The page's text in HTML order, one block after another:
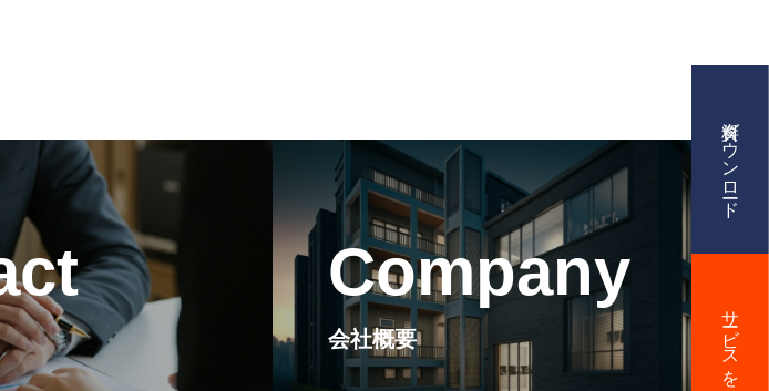
ブログ記事｜マーケティング情報ナレッジベース
DOWNLOAD
資料ダウンロード｜サービス資料提供
CONTACT
問い合わせ｜今だけ！3回の無料コンサル実施中
資料ダウンロード
サービスを見る
Company
会社概要